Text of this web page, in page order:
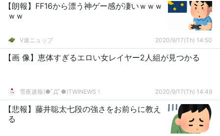
【朗報】FF16から漂う神ゲー感が凄いｗｗｗ
ｗｗ
V速ニュップ 2020/9/17(Th) 14:50
【画 像】恵体すぎるエロい女レイヤー2人組が見つかる
雪夜速報(●ﾟДﾟ●)TWINEWS！ 2020/9/17(Th) 14:49
【悲報】藤井聡太七段の強さをお前らに教え
る